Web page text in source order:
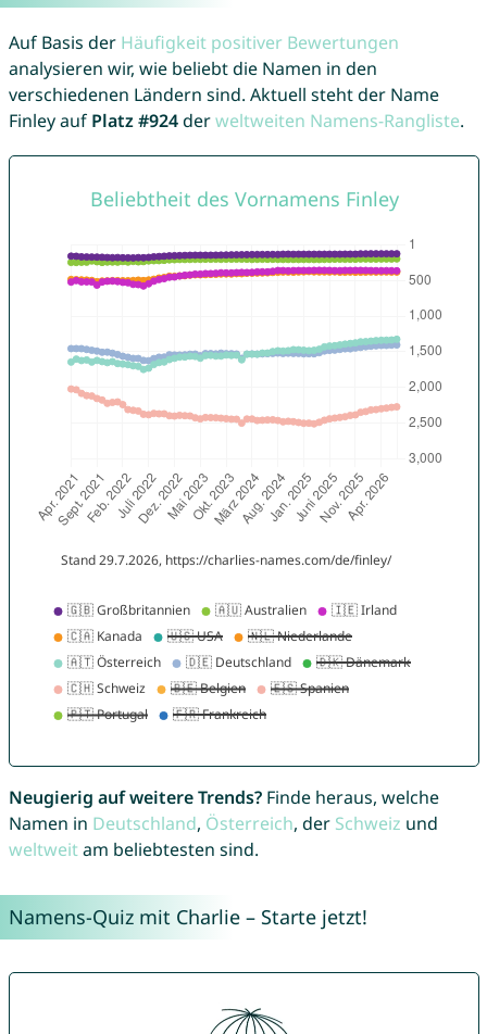
Auf Basis der Häufigkeit positiver Bewertungen
analysieren wir, wie beliebt die Namen in den
verschiedenen Ländern sind. Aktuell steht der Name
Finley auf Platz #924derweltweiten Namens-Rangliste.
Neugierig auf weitere Trends?Finde heraus, welche
Namen in Deutschland, Österreich, der Schweiz und
weltweitam beliebtesten sind.
Namens-Quiz mit Charlie – Starte jetzt!